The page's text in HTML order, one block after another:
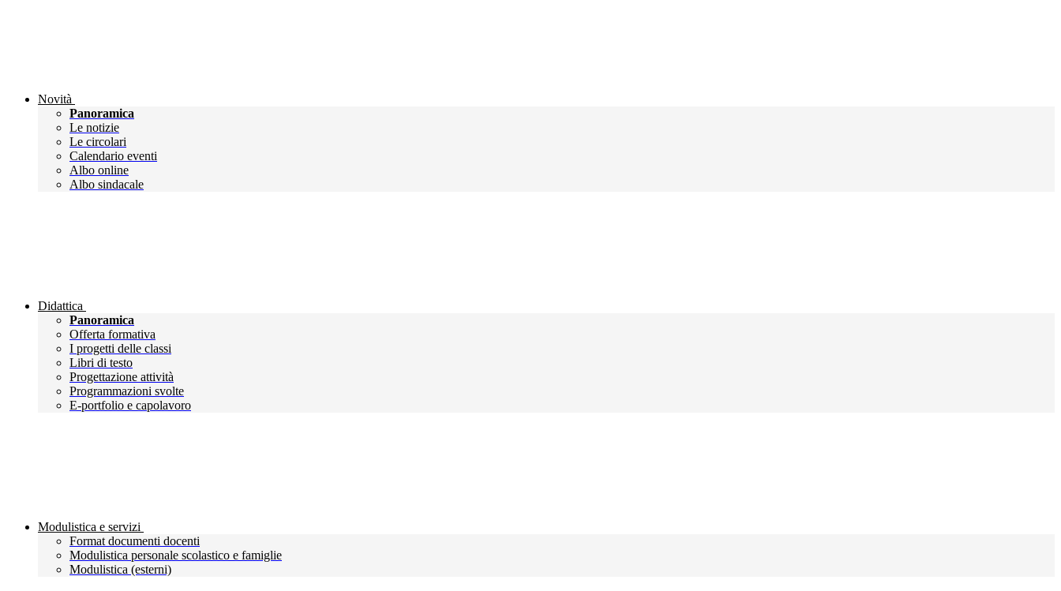
Novità
Panoramica
Le notizie
Le circolari
Calendario eventi
Albo online
Albo sindacale
Didattica
Panoramica
Offerta formativa
I progetti delle classi
Libri di testo
Progettazione attività
Programmazioni svolte
E-portfolio e capolavoro
Modulistica e servizi
Format documenti docenti
Modulistica personale scolastico e famiglie
Modulistica (esterni)